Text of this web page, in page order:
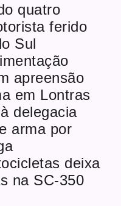
quatro
ferido
Sul
apreensão
em Lontras
delegacia
arma por
deixa
na SC-350